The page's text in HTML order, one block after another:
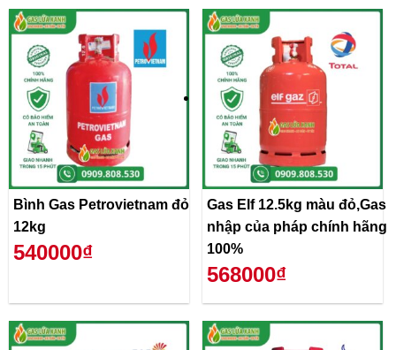
Bình Gas Petrovietnam đỏ
12kg
540000₫
Gas Elf 12.5kg màu đỏ,Gas
nhập của pháp chính hãng
100%
568000₫